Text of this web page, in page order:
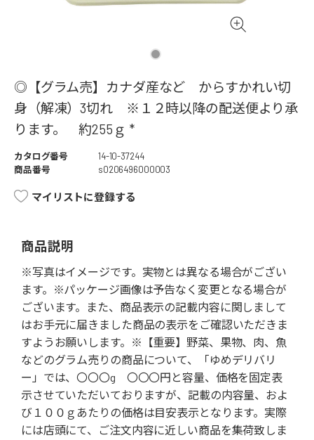
◎【グラム売】カナダ産など からすかれい切
身（解凍）3切れ ※１２時以降の配送便より承
ります。 約255ｇ *
カタログ番号
14-10-37244
商品番号
s0206496000003
マイリストに登録する
商品説明
※写真はイメージです。実物とは異なる場合がござい
ます。※パッケージ画像は予告なく変更となる場合が
ございます。また、商品表示の記載内容に関しまして
はお手元に届きました商品の表示をご確認いただきま
すようお願いします。※【重要】野菜、果物、肉、魚
などのグラム売りの商品について、「ゆめデリバリ
ー」では、〇〇〇g 〇〇〇円と容量、価格を固定表
示させていただいておりますが、記載の内容量、およ
び１００ｇあたりの価格は目安表示となります。実際
には店頭にて、ご注文内容に近しい商品を集荷致しま